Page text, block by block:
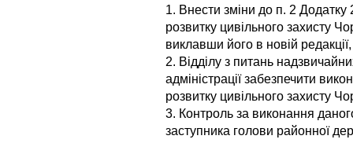
1. Внести зміни до п. 2 Додатку
розвитку цивільного захисту
виклавши його в новій
2. Відділу з питань
адміністрації забезпечити
розвитку цивільного захисту
3. Контроль за виконання
заступника голови районної